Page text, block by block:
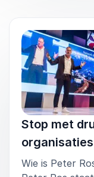
voor betere
Na deze
samenwerken
om dit in de
Stop met
Wie is Peter